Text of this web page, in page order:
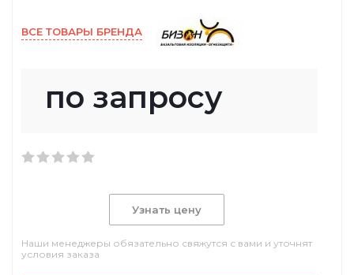
ВСЕ ТОВАРЫ БРЕНДА
по запросу
Узнать цену
Наши менеджеры обязательно свяжутся с вами и уточнят
условия заказа